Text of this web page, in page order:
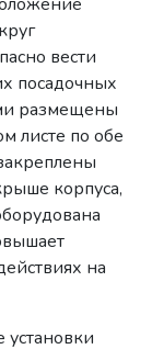
вести
посадочных
размещены
листе по обе
корпуса,
на